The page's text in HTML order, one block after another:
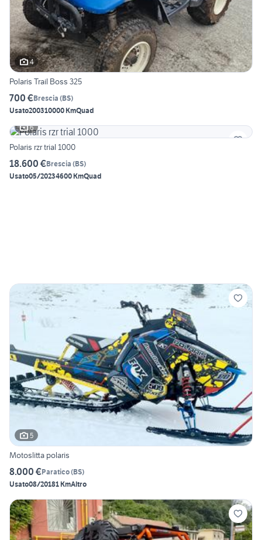
4
Polaris Trail Boss 325
700 €Brescia (BS)
Usato200310000 KmQuad
6
Polaris rzr trial 1000
18.600 €Brescia (BS)
Usato05/20234600 KmQuad
5
Motoslitta polaris
8.000 €Paratico(BS)
Usato08/20181 KmAltro